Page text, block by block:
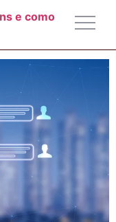
e como